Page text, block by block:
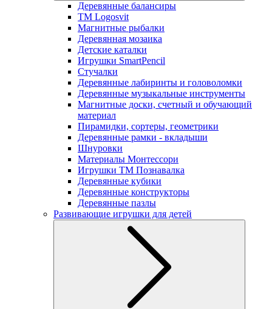
Деревянные балансиры
TM Logosvit
Магнитные рыбалки
Деревянная мозаика
Детские каталки
Игрушки SmartPencil
Стучалки
Деревянные лабиринты и головоломки
Деревянные музыкальные инструменты
Магнитные доски, счетный и обучающий
материал
Пирамидки, сортеры, геометрики
Деревянные рамки - вкладыши
Шнуровки
Материалы Монтессори
Игрушки ТМ Познавалка
Деревянные кубики
Деревянные конструкторы
Деревянные пазлы
Развивающие игрушки для детей